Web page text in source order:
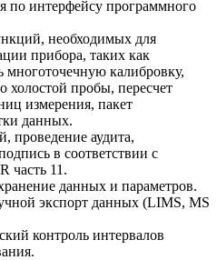
по интерфейсу программного
необходимых для
прибора, таких как
многоточечную калибровку,
холостой пробы, пересчет
измерения, пакет
данных.
проведение аудита,
в соответствии с
часть 11.
данных и параметров.
экспорт данных (LIMS, MS
контроль интервалов